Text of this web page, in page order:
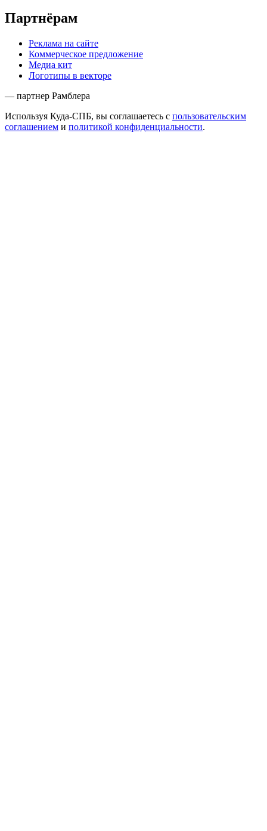
Партнёрам
Реклама на сайте
Коммерческое предложение
Медиа кит
Логотипы в векторе
— партнер Рамблера
Используя Куда-СПБ, вы соглашаетесь с пользовательским
соглашением и политикой конфиденциальности.